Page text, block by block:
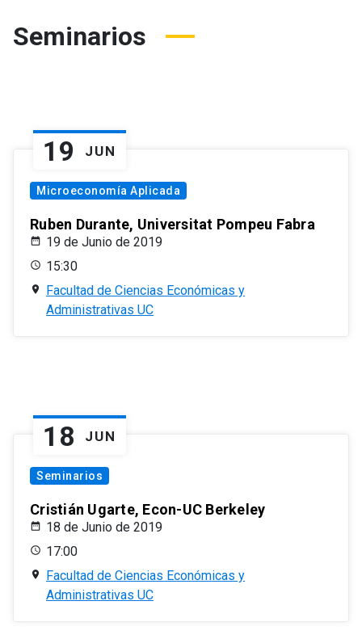
Seminarios
19 JUN
Microeconomía Aplicada
Ruben Durante, Universitat Pompeu Fabra
19 de Junio de 2019
15:30
Facultad de Ciencias Económicas y
Administrativas UC
18 JUN
Seminarios
Cristián Ugarte, Econ-UC Berkeley
18 de Junio de 2019
17:00
Facultad de Ciencias Económicas y
Administrativas UC